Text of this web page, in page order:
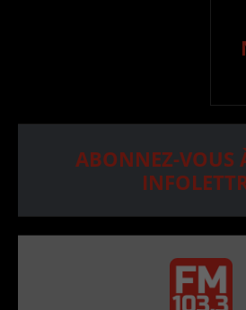
ABONNEZ-VOUS